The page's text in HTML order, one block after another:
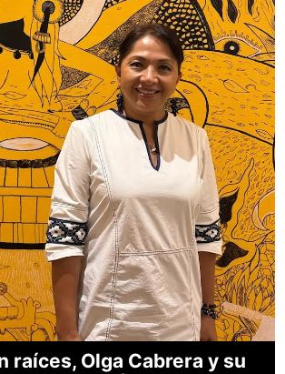
raíces, Olga Cabrera y su